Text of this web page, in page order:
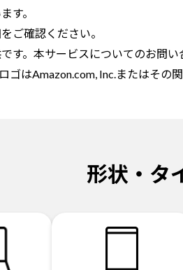
す。
ご確認ください。
。本サービスについてのお問い
はAmazon.com, Inc.またはその関
形状・タ